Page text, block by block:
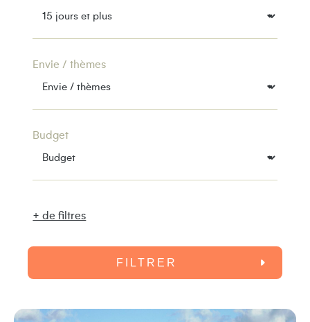
Envie / thèmes
Budget
+ de filtres
FILTRER